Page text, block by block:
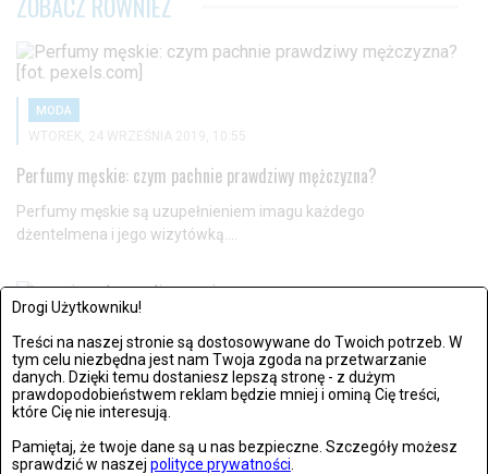
Drogi Użytkowniku!
Treści na naszej stronie są dostosowywane do Twoich potrzeb. W
tym celu niezbędna jest nam Twoja zgoda na przetwarzanie
danych. Dzięki temu dostaniesz lepszą stronę - z dużym
prawdopodobieństwem reklam będzie mniej i ominą Cię treści,
które Cię nie interesują.
Pamiętaj, że twoje dane są u nas bezpieczne. Szczegóły możesz
sprawdzić w naszej polityce prywatności
MODA
WTOREK, 24 WRZEŚNIA 2019, 10:55
Perfumy męskie: czym pachnie prawdziwy mężczyzna?
Perfumy męskie są uzupełnieniem imagu każdego
dżentelmena i jego wizytówką....
CZWARTEK, 03 STYCZNIA 2019, 15:13
5 powodów, które sprawiają, że kobiety wolą koszulki nocne niż
pidżamy
Kobiety kochają koszulki nocne, ale w czym tkwi ich sekret?...